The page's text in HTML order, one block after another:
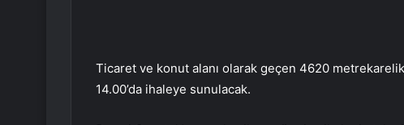
Ticaret ve konut alanı olarak geçen 4620
14.00’da ihaleye sunulacak.